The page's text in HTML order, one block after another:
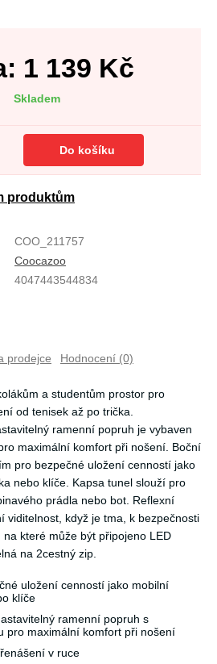
1 139 Kč
Skladem
Do košíku
produktům
COO_211757
Coocazoo
4047443544834
prodejce Hodnocení (0)
a studentům prostor pro
od tenisek až po trička.
ramenní popruh je vybaven
maximální komfort při nošení. Boční
pro bezpečné uložení cenností jako
nebo klíče. Kapsa tunel slouží pro
prádla nebo bot. Reflexní
viditelnost, když je tma, k bezpečnosti
které může být připojeno LED
na 2cestný zip.
uložení cenností jako mobilní
klíče
ramenní popruh s
pro maximální komfort při nošení
v ruce